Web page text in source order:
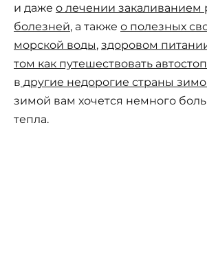
и даже о лечении закаливанием
болезней, а также о полезных
морской воды, здоровом
том как путешествовать
в другие недорогие страны
зимой вам хочется немного
тепла.